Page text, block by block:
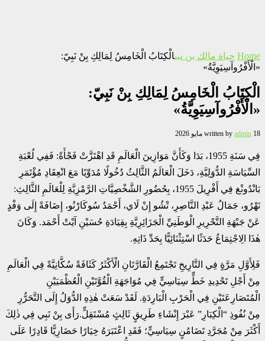
Home حياة مالك بن نبيالْكِتَابُ الْخَامِسُ لِمَالِكِ بِنْ نَبِيّ:
«الْأَفْرُوآسِيَوِيَّةُ»
الْكِتَابُ الْخَامِسُ لِمَالِكِ بِنْ نَبِيّ:
«الْأَفْرُوآسِيَوِيَّةُ»
written by admin 18 مايو 2026
فِي سَنَةِ 1955، بَدَا وَكَأَنَّ مَوَازِينَ الْعَالَمِ قَدِ اهْتَزَّتْ فَجْأَةً: فَفِي لُعْبَةِ
السِّيَاسَةِ الدُّوَلِيَّةِ، دَخَلَ الْعَالَمُ الثَّالِثُ دُخُولًا مُدَوِّيًا مَعَ انْعِقَادِ مُؤْتَمَرِ
بَانْدُونْغ فِي أَفْرِيلَ 1955، بِحُضُورِ الشَّخْصِيَّاتِ الرَّمْزِيَّةِ لِلْعَالَمِ الثَّالِثِ:
نَهْرُو، جَمَالُ عَبْدِ النَّاصِرِ، تْشُو إِنْ لَاي، أَحْمَدُ سُوكَارْنُو، إِضَافَةً إِلَى وَفْدٍ
عَنْ جَبْهَةِ التَّحْرِيرِ الْوَطَنِيِّ الْجَزَائِرِيَّةِ بِقِيَادَةِ حُسَيْنِ آيْتْ أَحْمَد. وَكَانَ
هٰذَا الِاجْتِمَاعُ حَدَثًا اسْتِثْنَائِيًّا بِحَدِّ ذَاتِهِ.
فَلِأَوَّلِ مَرَّةٍ فِي التَّارِيخِ تَجْتَمِعُ الْقَارَّتَانِ الْأَكْثَرُ كَثَافَةً سُكَّانِيَّةً فِي الْعَالَمِ
مِنْ أَجْلِ تَحْدِيدِ خَطٍّ سِيَاسِيٍّ فِي مُوَاجَهَةِ الْقُوَّتَيْنِ الْعُظْمَيَيْنِ
الْمُتَصَارِعَتَيْنِ فِي الْحَرْبِ الْبَارِدَةِ. لَقَدْ سَعَتْ هٰذِهِ الدُّوَلُ إِلَى التَّحَرُّرِ
مِنْ نُفُوذِ “الْكِبَارِ” عَبْرَ إِنْشَاءِ طَرِيقٍ ثَالِثٍ مُسْتَقِلٍّ.رَأَى بِنْ نَبِي فِي ذٰلِكَ
أَكْثَرَ مِنْ مُجَرَّدِ تَضَامُنٍ سِيَاسِيٍّ؛ فَقَدِ اعْتَبَرَهُ خِيَارًا حَضَارِيًّا قَادِرًا عَلَى